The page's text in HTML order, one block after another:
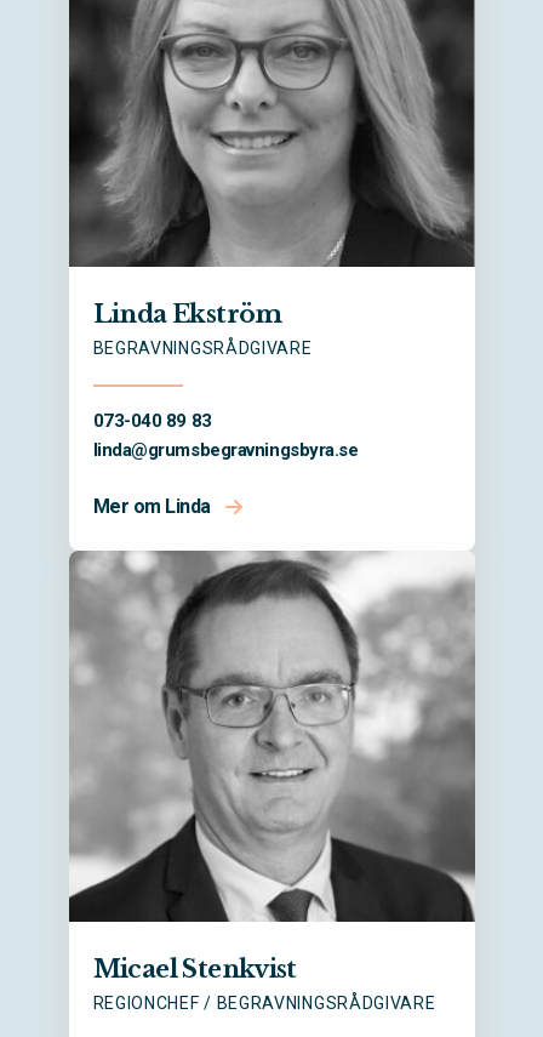
Linda Ekström
BEGRAVNINGSRÅDGIVARE
073-040 89 83
linda@grumsbegravningsbyra.se
Mer om Linda
Micael Stenkvist
REGIONCHEF / BEGRAVNINGSRÅDGIVARE